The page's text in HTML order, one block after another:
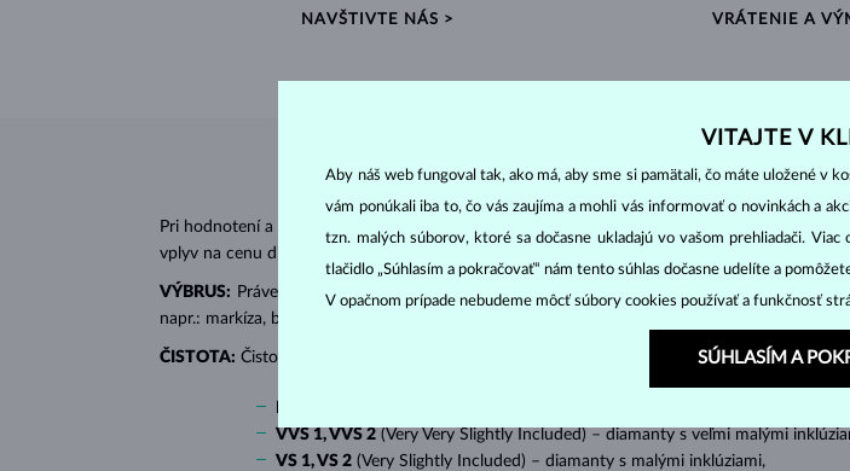
NAVŠTIVTE NÁS > VRÁTENIE A
Pri hodnotení a certifikácii diamantov sa posudzujú ich základné parametre, tzv. 4C: výbrus
vplyv na cenu diamantu.
VÝBRUS: Práve správny výbrus dodáva diamantu jeho oslnivý lesk. Najobľúbenejší je
napr.: markíza, bageta, srdiečko, slza, ovál či princess (štvorboký alebo trojboký výbrus s
ČISTOTA: Čistotu určuje množstvo, veľkosť a rozloženie tzv. inkluzií čiže vnútorných
VVS 1, VVS 2 (Very Very Slightly Included) – diamanty s veľmi malými
VS 1, VS 2 (Very Slightly Included) – diamanty s malými inklúziami,
VITAJTE V
Aby náš web fungoval tak, ako má, aby sme si pamätali, čo máte uložené v
vám ponúkali iba to, čo vás zaujíma a mohli vás informovať o novinkách a
tzn. malých súborov, ktoré sa dočasne ukladajú vo vašom prehliadači.
tlačidlo „Súhlasím a pokračovať“ nám tento súhlas dočasne udelíte a
V opačnom prípade nebudeme môcť súbory cookies používať a funkčnosť
SÚHLASÍM A